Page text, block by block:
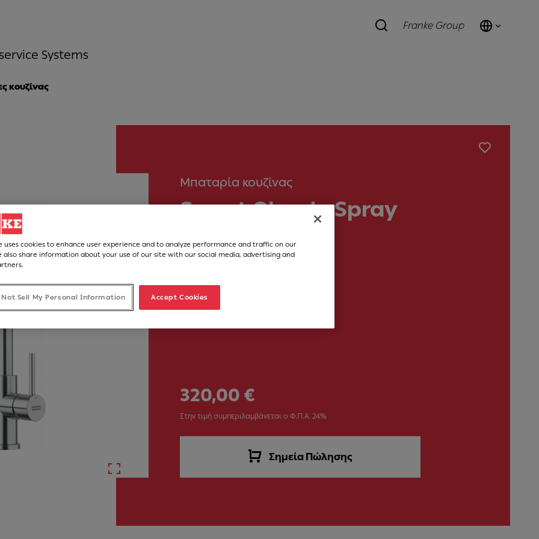
Systems
Franke Group
κουζίνας
Μπαταρία κουζίνας
Smart Glenda Spray
Νούμερο Άρθρου
320,00 €
Στην τιμή συμπεριλαμβάνεται ο Φ.Π.Α. 24%
Σημεία Πώλησης
uses cookies to enhance user experience and to analyze performance and traffic on our
also share information about your use of our site with our social media, advertising and
Not Sell My Personal Information Accept Cookies